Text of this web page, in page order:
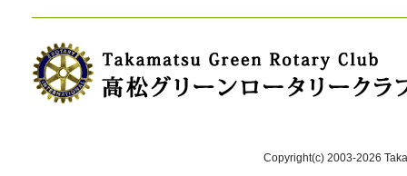
Copyright(c) 2003-2026